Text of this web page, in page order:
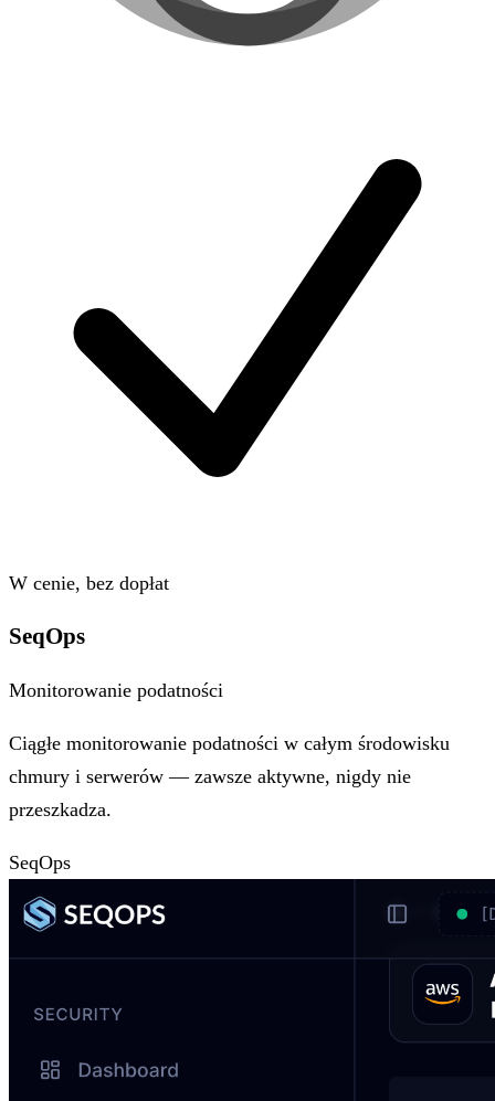
W cenie, bez dopłat
SeqOps
Monitorowanie podatności
Ciągłe monitorowanie podatności w całym środowisku
chmury i serwerów — zawsze aktywne, nigdy nie
przeszkadza.
SeqOps